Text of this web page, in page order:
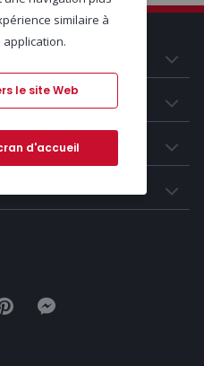
similaire à
le site Web
d'accueil